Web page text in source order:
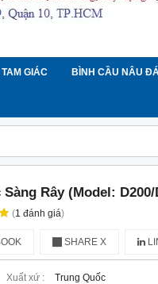
TAM GIÁC BÌNH CẦU NÂU
Sàng Rây (Model: D200/
(1đánh giá)
SHARE X
Xuất xứ :
Trung Quốc